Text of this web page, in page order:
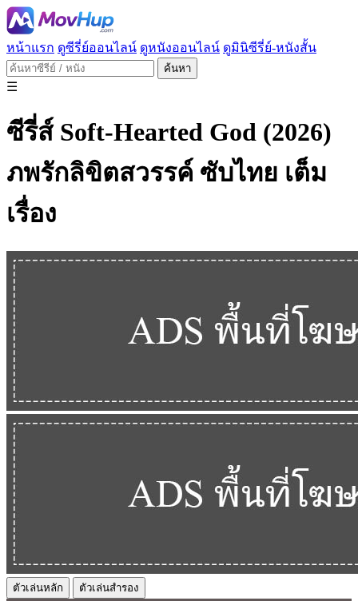
หน้าแรก ดูซีรี่ย์ออนไลน์ ดูหนังออนไลน์ ดูมินิซีรี่ย์-หนังสั้น
ค้นหา
☰
ซีรี่ส์ Soft-Hearted God (2026)
ภพรักลิขิตสวรรค์ ซับไทย เต็ม
เรื่อง
ตัวเล่นหลัก ตัวเล่นสำรอง